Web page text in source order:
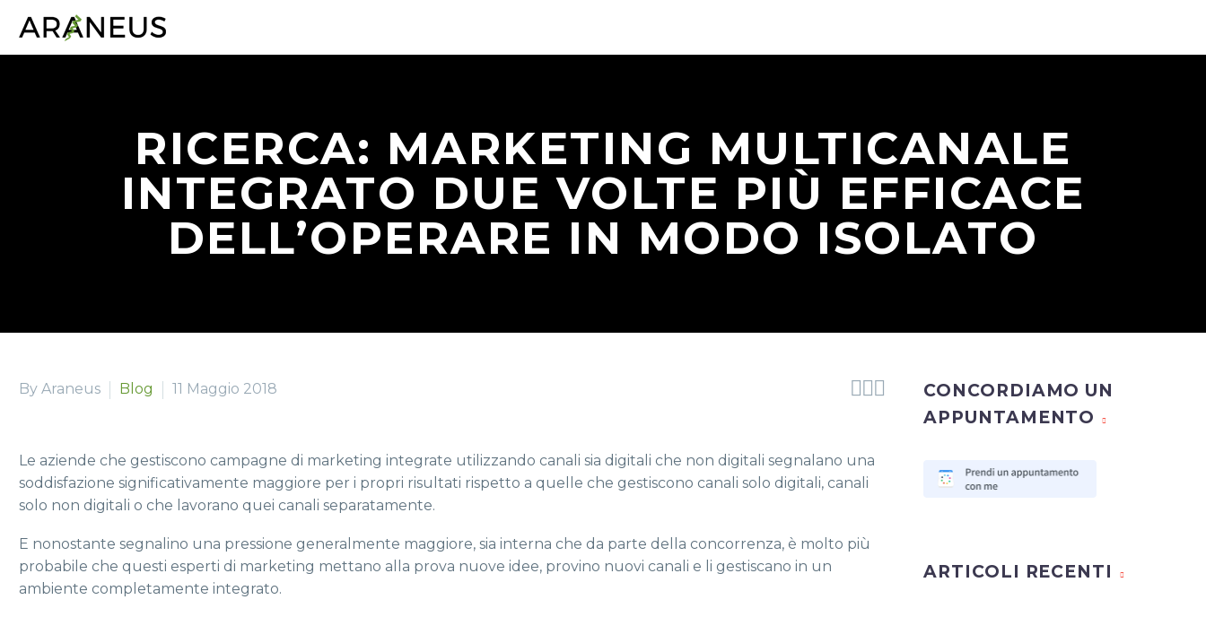
RICERCA: MARKETING MULTICANALE
INTEGRATO DUE VOLTE PIÙ EFFICACE
DELL’OPERARE IN MODO ISOLATO

By Araneus Blog 11 Maggio 2018
Le aziende che gestiscono campagne di marketing integrate utilizzando canali sia digitali che non digitali segnalano una
soddisfazione significativamente maggiore per i propri risultati rispetto a quelle che gestiscono canali solo digitali, canali
solo non digitali o che lavorano quei canali separatamente.
E nonostante segnalino una pressione generalmente maggiore, sia interna che da parte della concorrenza, è molto più
probabile che questi esperti di marketing mettano alla prova nuove idee, provino nuovi canali e li gestiscano in un
ambiente completamente integrato.
CONCORDIAMO UN
APPUNTAMENTO
ARTICOLI RECENTI